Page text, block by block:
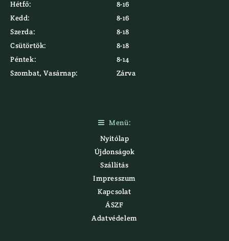
Hétfő:
8-16
Kedd:
8-16
Szerda:
8-18
Csütörtök:
8-18
Péntek:
8-14
Szombat, Vasárnap:
Zárva

Menü:
Nyitólap
Újdonságok
Szállítás
Impresszum
Kapcsolat
ÁSZF
Adatvédelem